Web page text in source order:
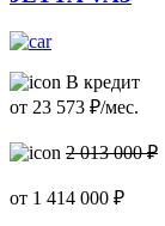
В кредит
от 23 573 ₽/мес.
2 013 000 ₽
от 1 414 000 ₽